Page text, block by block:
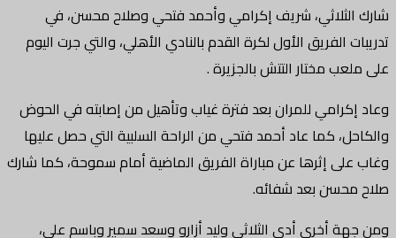
شارك الثلاثي، شريف إكرامي وأحمد فتحي وصلاح محسن، في
تدريبات الفريق الأول لكرة القدم بالنادي الأهلي، والتي جرت اليوم
على ملعب مختار التتش بالجزيرة .
وعاد إكرامي للمران بعد فترة غياب وتأهيل من إصابته في الحوض
والكاحل، كما عاد أحمد فتحي من الراحة السلبية التي حصل عليها
وغاب على إثرها عن مباراة الفريق الماضية أمام سموحة، كما شارك
صلاح محسن بعد شفائه.
ومن جهة أخرى أدى الثلاثي وليد أزارو وسعد سمير وباسم على،